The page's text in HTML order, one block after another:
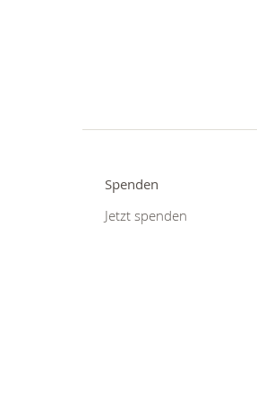
Spenden
Jetzt spenden